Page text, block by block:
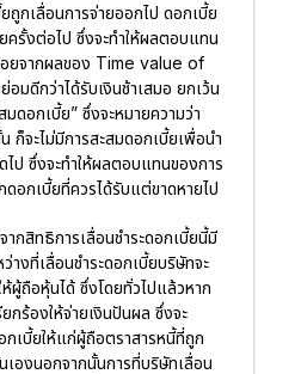
ถูกเลื่อนการจ่ายออกไป ดอกเบี้ย
ครั้งต่อไป ซึ่งจะทำให้ผลตอบแทน
ยจากผลของ Time value of
มดีกว่าได้รับเงินช้าเสมอ ยกเว้น
ดอกเบี้ย” ซึ่งจะหมายความว่า
ก็จะไม่มีการสะสมดอกเบี้ยเพื่อนำ
ไป ซึ่งจะทำให้ผลตอบแทนของการ
อกเบี้ยที่ควรได้รับแต่ขาดหายไป
ากสิทธิการเลื่อนชำระดอกเบี้ยนี้มี
งที่เลื่อนชำระดอกเบี้ยบริษัทจะ
ห้ผู้ถือหุ้นได้ ซึ่งโดยทั่วไปแล้วหาก
กร้องให้จ่ายเงินปันผล ซึ่งจะ
เบี้ยให้แก่ผู้ถือตราสารหนี้ที่ถูก
เองนอกจากนั้นการที่บริษัทเลื่อน